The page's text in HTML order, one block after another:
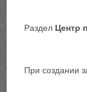
Раздел Центр
При создании